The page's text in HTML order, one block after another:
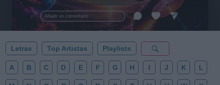
Añadir un comentario ...
al firmamento y siente la gravedad cero. 💾 ¡Guarda
esta colección para tu próxima noche estrellada!
✨⭐
Letras Top Artistas Playlists
A B C D E F G H I J K L